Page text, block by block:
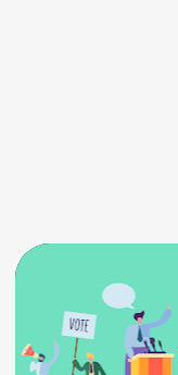
EDUCACIÓN CÍVICA
GOBIERNO